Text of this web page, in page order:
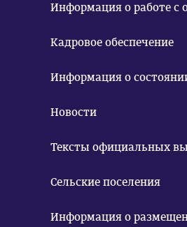
Информация о работе с
Кадровое обеспечение
Информация о
Новости
Тексты официальных
Сельские поселения
Информация о